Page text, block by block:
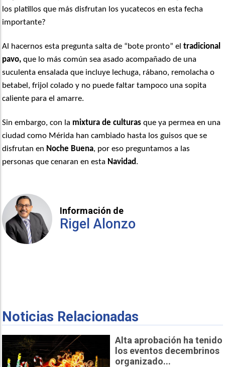
los platillos que más disfrutan los yucatecos en esta fecha
importante?
Al hacernos esta pregunta salta de “bote pronto” eltradicional
pavo, que lo más común sea asado acompañado de una
suculenta ensalada que incluye lechuga, rábano, remolacha o
betabel, frijol colado y no puede faltar tampoco una sopita
caliente para el amarre.
Sin embargo, con la mixtura de culturas que ya permea en una
ciudad como Mérida han cambiado hasta los guisos que se
disfrutan en Noche Buena, por eso preguntamos a las
personas que cenaran en esta Navidad.
Información de
Rigel Alonzo
Noticias Relacionadas
Alta aprobación ha tenido
los eventos decembrinos
organizado...